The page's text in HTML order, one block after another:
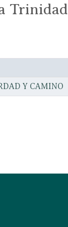
Trinidad
Y CAMINO